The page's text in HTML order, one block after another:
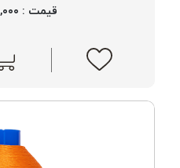
قیمت : ۶۷۰,۰۰۰ تومان